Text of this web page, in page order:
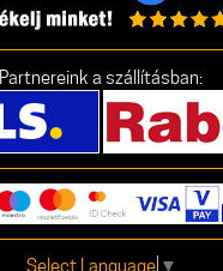
Partnereink a szállításban:
Select Language ▼